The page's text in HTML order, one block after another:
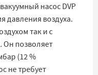
насос DVP
давления воздуха.
так и с
Он позволяет
(12 %
не требует